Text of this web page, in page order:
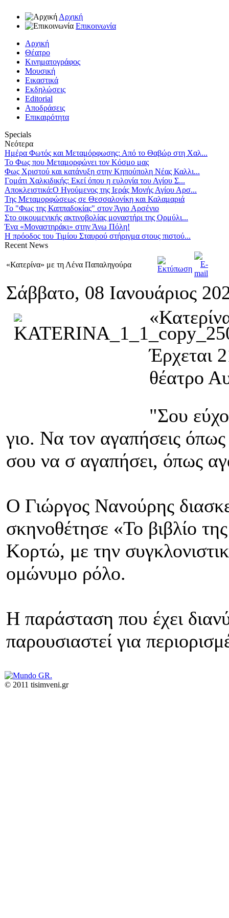
Αρχική
Επικοινωνία
Αρχική
Θέατρο
Κινηματογράφος
Μουσική
Εικαστικά
Εκδηλώσεις
Editorial
Αποδράσεις
Επικαιρότητα
Specials
Νεότερα
Ημέρα Φωτός και Μεταμόρφωσης: Από το Θαβώρ στη Χαλ...
Το Φως που Μεταμορφώνει τον Κόσμο μας
Φως Χριστού και κατάνυξη στην Κηπούπολη Νέας Καλλι...
Γομάτι Χαλκιδικής: Εκεί όπου η ευλογία του Αγίου Σ...
Αποκλειστικά:Ο Ηγούμενος της Ιεράς Μονής Αγίου Αρσ...
Της Μεταμορφώσεως σε Θεσσαλονίκη και Καλαμαριά
Το "Φως της Καππαδοκίας" στον Άγιο Αρσένιο
Στο οικουμενικής ακτινοβολίας μοναστήρι της Ορμύλι...
Ένα «Μοναστηράκι» στην Άνω Πόλη!
Η πρόοδος του Τιμίου Σταυρού στήριγμα στους πιστού...
Recent News
«Κατερίνα» με τη Λένα Παπαληγούρα
Σάββατο, 08 Ιανουάριος
Έρχεται
θέατρο
"Σου
γιο. Να τον αγαπήσεις
σου να σ αγαπήσει, όπως
Ο Γιώργος Νανούρης
σκηνοθέτησε «Το βιβλίο
Κορτώ, με την
ομώνυμο ρόλο.
Η παράσταση που έχει
παρουσιαστεί για
© 2011 tisimveni.gr